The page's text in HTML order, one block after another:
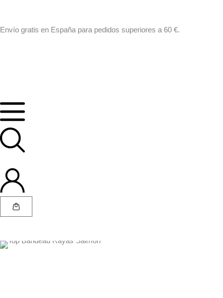
contenido
Envío gratis en España para pedidos superiores a 60 €.
Cart